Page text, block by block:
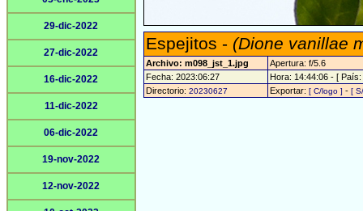
29-dic-2022
27-dic-2022
16-dic-2022
11-dic-2022
06-dic-2022
19-nov-2022
12-nov-2022
Espejitos - (Dione vanillae
Archivo: m098_jst_1.jpg
Apertura: f/5.6
Fecha: 2023:06:27
Hora: 14:44:06 - [ País:
Directorio: 20230627 Exportar: [ C/logo ] - [